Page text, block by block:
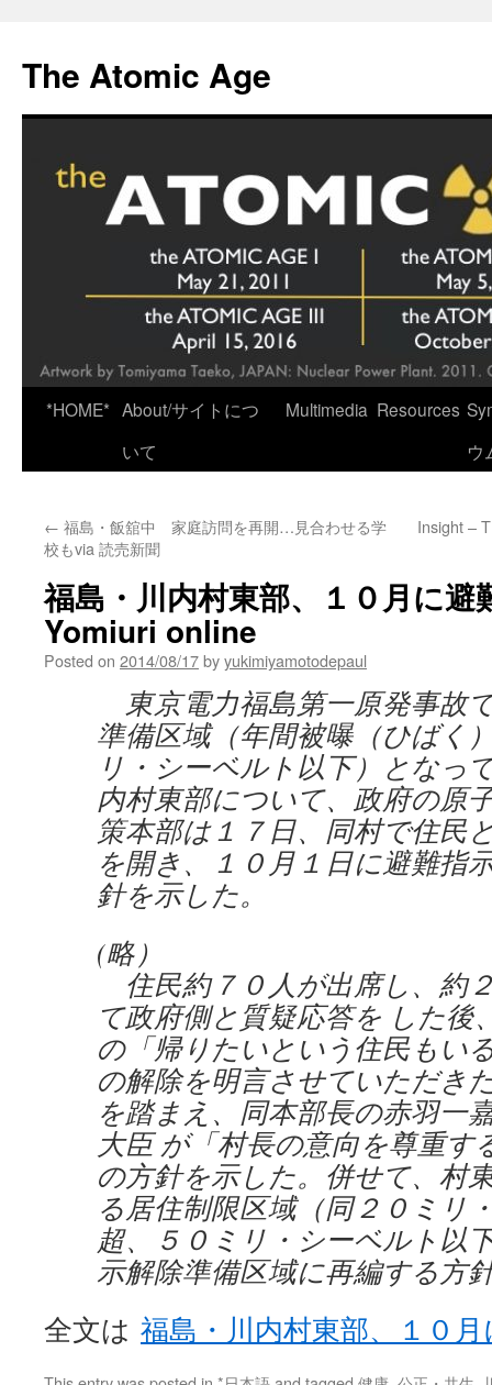
content
The Atomic Age
*HOME* About/サイトにつ
いて
Multimedia Resources
ウ
← 福島・飯舘中 家庭訪問を再開…見合わせる学
校もvia 読売新聞
Insight –
福島・川内村東部、１０月に
Yomiuri online
Posted on 2014/08/17byyukimiyamotodepaul
東京電力福島第一原発事故
準備区域（年間被曝（ひばく
リ・シーベルト以下）となっ
内村東部について、政府の原
策本部は１７日、同村で住民
を開き、１０月１日に避難指
針を示した。
(略）
住民約７０人が出席し、約
て政府側と質疑応答を した後
の「帰りたいという住民もい
の解除を明言させていただき
を踏まえ、同本部長の赤羽一
大臣 が「村長の意向を尊重す
の方針を示した。併せて、村
る居住制限区域（同２０ミリ
超、５０ミリ・シーベルト以
示解除準備区域に再編する方
全文は 福島・川内村東部、１０